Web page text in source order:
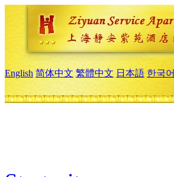
English 简体中文 繁體中文 日本語 한국어